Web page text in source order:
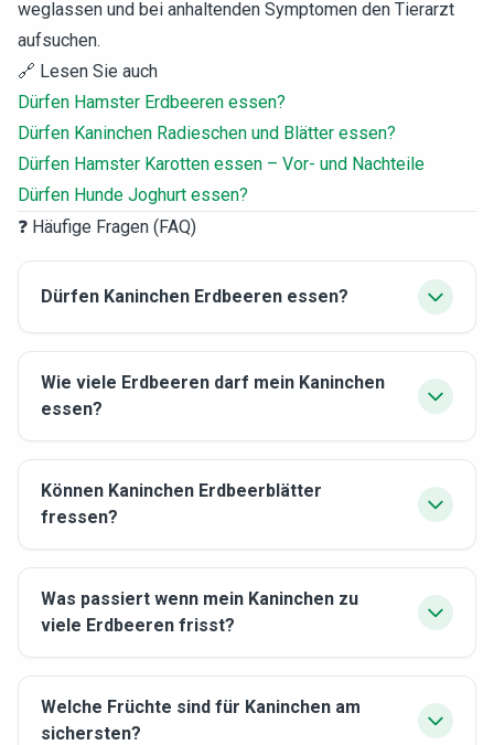
weglassen und bei anhaltenden Symptomen den Tierarzt
aufsuchen.
🔗 Lesen Sie auch
Dürfen Hamster Erdbeeren essen?
Dürfen Kaninchen Radieschen und Blätter essen?
Dürfen Hamster Karotten essen – Vor- und Nachteile
Dürfen Hunde Joghurt essen?
❓ Häufige Fragen (FAQ)
Dürfen Kaninchen Erdbeeren essen?
Wie viele Erdbeeren darf mein Kaninchen
essen?
Können Kaninchen Erdbeerblätter
fressen?
Was passiert wenn mein Kaninchen zu
viele Erdbeeren frisst?
Welche Früchte sind für Kaninchen am
sichersten?